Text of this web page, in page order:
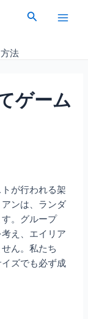
検
Main
法
ゲーム
が行われる架
ンは、ランダ
。グループ
え、エイリア
ん。私たち
ズでも必ず成